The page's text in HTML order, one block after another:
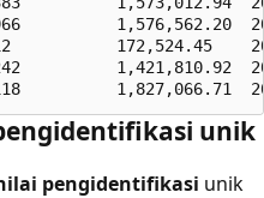
1,576,562.20
172,524.45
1,421,810.92
unik
pengidentifikasi unik